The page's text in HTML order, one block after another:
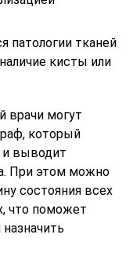
патологии тканей
кисты или
врачи могут
который
и выводит
При этом можно
состояния всех
что поможет